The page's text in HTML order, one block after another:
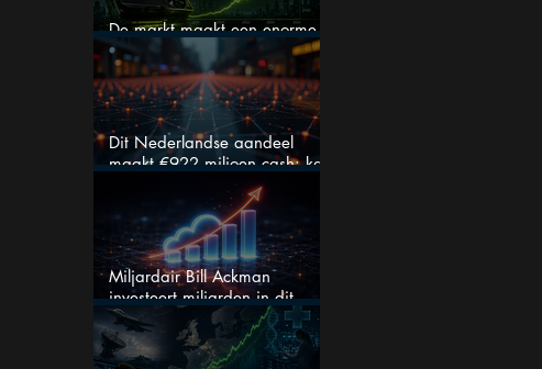
De markt maakt een enorme
fout bij Nvidia
Dit Nederlandse aandeel
maakt €922 miljoen cash: kan
dit dividendaandeel blijven
Miljardair Bill Ackman
investeert miljarden in dit
techaandeel